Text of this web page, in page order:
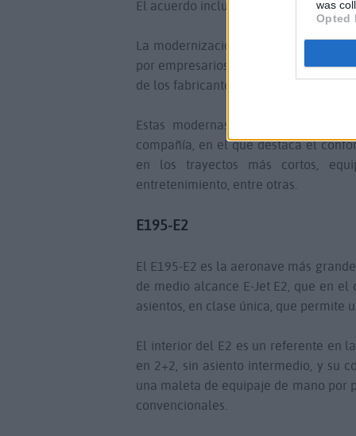
was
Opted
El acuerdo incluye, además, la opción
La modernización de la flota de
por empresarios canarios, en el año
de los fabricantes ATR y Embraer, en
Estas modernas aeronaves
compañía, en el que destaca el
en los trayectos más cortos,
entretenimiento, entre otras.
E195-E2
El E195-E2 es la aeronave más
de medio alcance E-Jet E2, que en
asientos, en clase única, que permite
El interior del E2 es un referente en
en 2+2, sin asiento intermedio, y su
una maleta de equipaje de mano por
convencionales.